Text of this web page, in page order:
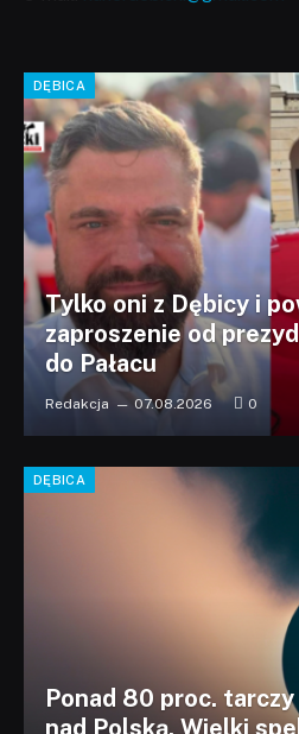
DĘBICA
Tylko oni z Dębicy i
zaproszenie od
do Pałacu
Redakcja 07.08.2026 0
DĘBICA
Ponad 80 proc. tarczy